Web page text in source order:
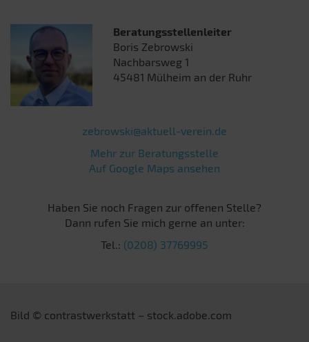
Beratungsstellenleiter
Boris Zebrowski
Nachbarsweg 1
45481 Mülheim an der Ruhr
zebrowski@aktuell-verein.de
Mehr zur Beratungsstelle
Auf Google Maps ansehen
Haben Sie noch Fragen zur offenen Stelle?
Dann rufen Sie mich gerne an unter:
Tel.: (0208) 37769995
Bild © contrastwerkstatt – stock.adobe.com